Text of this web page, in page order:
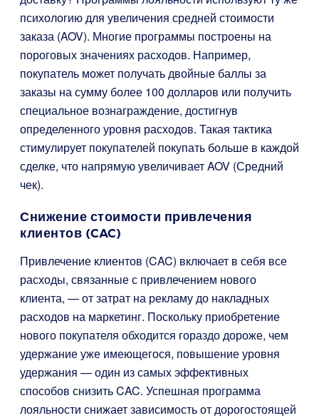
психологию для увеличения средней стоимости
заказа (AOV). Многие программы построены на
пороговых значениях расходов. Например,
покупатель может получать двойные баллы за
заказы на сумму более 100 долларов или получить
специальное вознаграждение, достигнув
определенного уровня расходов. Такая тактика
стимулирует покупателей покупать больше в каждой
сделке, что напрямую увеличивает AOV (Средний
чек).
Снижение стоимости привлечения
клиентов (CAC)
Привлечение клиентов (CAC) включает в себя все
расходы, связанные с привлечением нового
клиента, — от затрат на рекламу до накладных
расходов на маркетинг. Поскольку приобретение
нового покупателя обходится гораздо дороже, чем
удержание уже имеющегося, повышение уровня
удержания — один из самых эффективных
способов снизить CAC. Успешная программа
лояльности снижает зависимость от дорогостоящей